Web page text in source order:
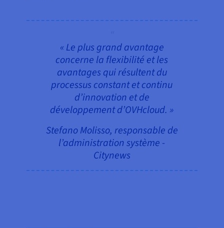
« Le plus grand avantage
concerne la flexibilité et les
avantages qui résultent du
processus constant et continu
d’innovation et de
développement d’OVHcloud. »
Stefano Molisso, responsable de
l’administration système -
Citynews